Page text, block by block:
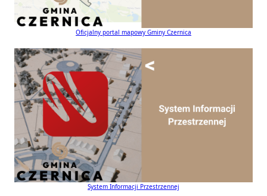
Oficjalny portal mapowy Gminy Czernica
System Informacji Przestrzennej